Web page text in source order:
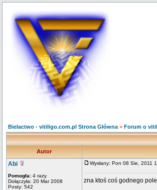
Bielactwo - vitiligo.com.pl Strona Główna » Forum o
Autor
Abi
Pomogła: 4 razy
Dołączyła: 20 Mar 2008
Posty: 542
Wysłany: Pon 08 Sie, 2011
zna ktoś coś godnego